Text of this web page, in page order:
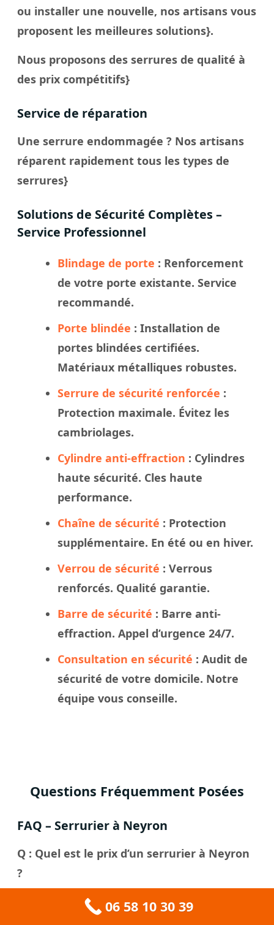
ou installer une nouvelle, nos artisans vous
proposent les meilleures solutions}.
Nous proposons des serrures de qualité à
des prix compétitifs}
Service de réparation
Une serrure endommagée ? Nos artisans
réparent rapidement tous les types de
serrures}
Solutions de Sécurité Complètes –
Service Professionnel
Blindage de porte : Renforcement
de votre porte existante. Service
recommandé.
Porte blindée : Installation de
portes blindées certifiées.
Matériaux métalliques robustes.
Serrure de sécurité renforcée :
Protection maximale. Évitez les
cambriolages.
Cylindre anti-effraction : Cylindres
haute sécurité. Cles haute
performance.
Chaîne de sécurité : Protection
supplémentaire. En été ou en hiver.
Verrou de sécurité : Verrous
renforcés. Qualité garantie.
Barre de sécurité : Barre anti-
effraction. Appel d’urgence 24/7.
Consultation en sécurité : Audit de
sécurité de votre domicile. Notre
équipe vous conseille.
Questions Fréquemment Posées
FAQ – Serrurier à Neyron
Q : Quel est le prix d’un serrurier à Neyron
?
R : Le prix dépend du type d’intervention.
06 58 10 30 39